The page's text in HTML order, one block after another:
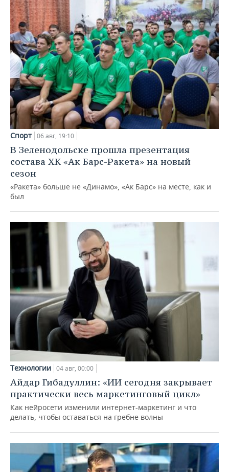
Спорт 06 авг, 19:10
В Зеленодольске прошла презентация
состава ХК «Ак Барс-Ракета» на новый
сезон
«Ракета» больше не «Динамо», «Ак Барс» на месте, как и
был
Технологии 04 авг, 00:00
Айдар Гибадуллин: «ИИ сегодня закрывает
практически весь маркетинговый цикл»
Как нейросети изменили интернет-маркетинг и что
делать, чтобы оставаться на гребне волны